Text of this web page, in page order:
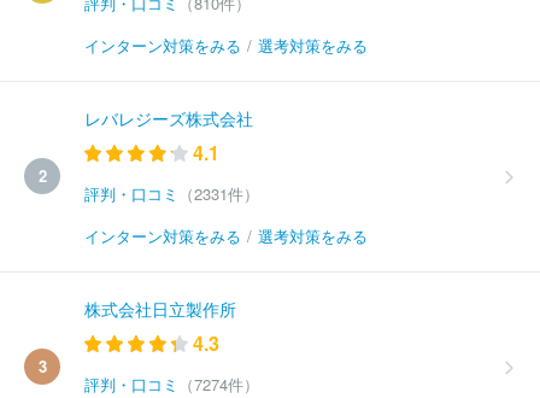
インターン対策をみる / 選考対策をみる
2
レバレジーズ株式会社
4.1
評判・口コミ
（2331件）
インターン対策をみる / 選考対策をみる
3
株式会社日立製作所
4.3
評判・口コミ
（7274件）